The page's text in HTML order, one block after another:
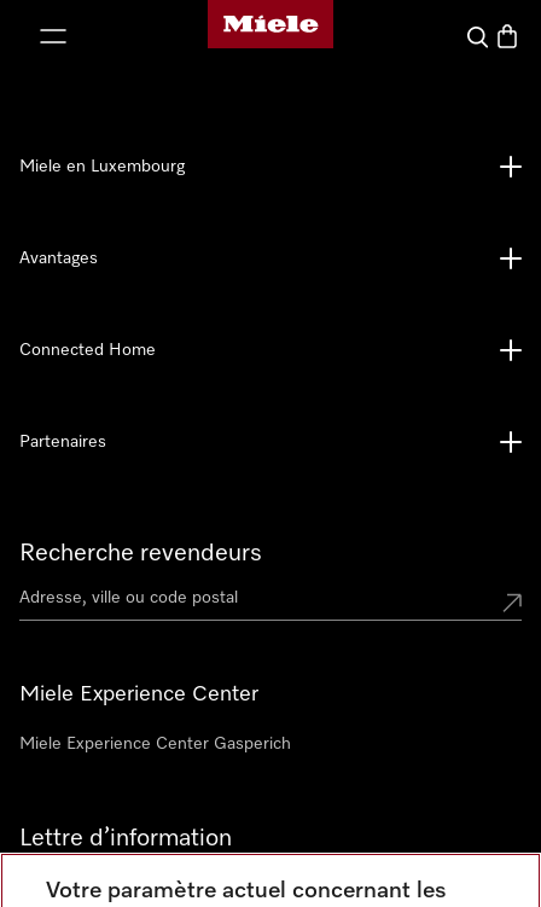
Page d'accueil de Miele
Panier
Recherche revendeurs
Miele Experience Center
Miele Experience Center Gasperich
Lettre d’information
Miele en Luxembourg
Avantages
Connected Home
Partenaires
Votre paramètre actuel concernant les